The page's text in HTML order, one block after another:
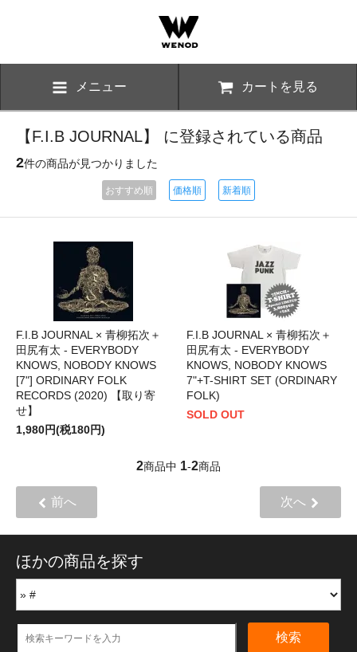
メニュー カートを見る
【F.I.B JOURNAL】 に登録されている商品
2件の商品が見つかりました
おすすめ順 価格順 新着順
F.I.B JOURNAL × 青柳拓次＋
田尻有太 - EVERYBODY
KNOWS, NOBODY KNOWS
[7"] ORDINARY FOLK
RECORDS (2020) 【取り寄
せ】
1,980円(税180円)
F.I.B JOURNAL × 青柳拓次＋
田尻有太 - EVERYBODY
KNOWS, NOBODY KNOWS
7"+T-SHIRT SET (ORDINARY
FOLK)
SOLD OUT
2商品中 1-2商品
前へ 次へ
ほかの商品を探す
検索